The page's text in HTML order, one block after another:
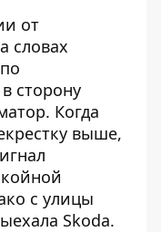
от
словах
сторону
. Когда
выше,
с улицы
Skoda.